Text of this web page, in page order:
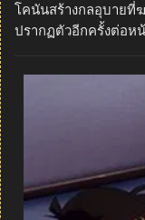
โคนันสร้างกลอุบายที่
ปรากฏตัวอีกครั้งต่อห